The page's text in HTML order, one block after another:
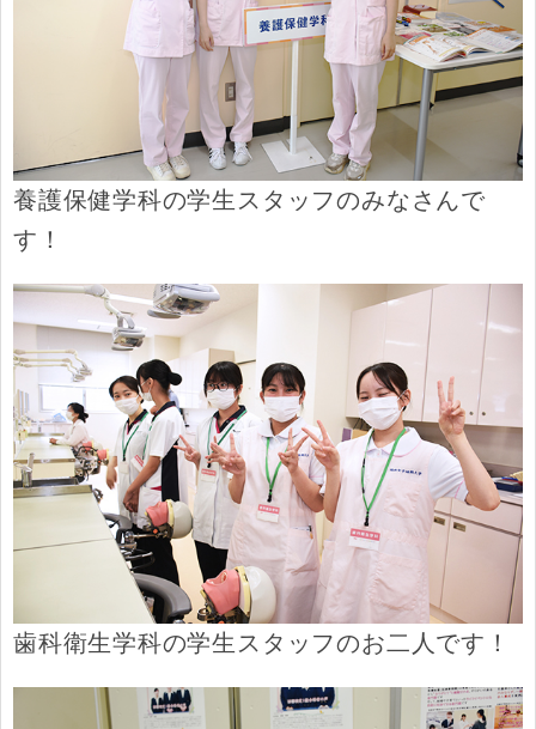
養護保健学科の学生スタッフのみなさんで
す！
歯科衛生学科の学生スタッフのお二人です！